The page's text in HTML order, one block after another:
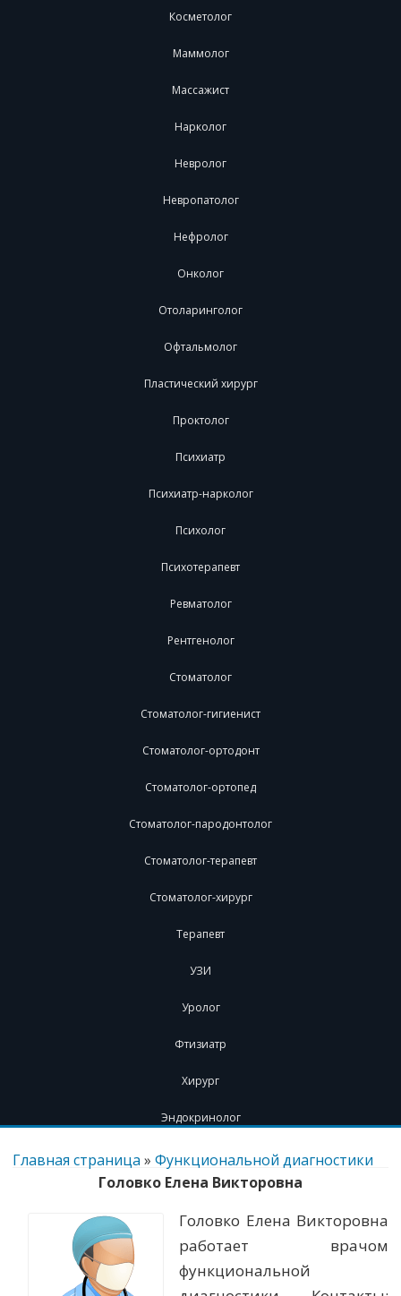
Косметолог
Маммолог
Массажист
Нарколог
Невролог
Невропатолог
Нефролог
Онколог
Отоларинголог
Офтальмолог
Пластический хирург
Проктолог
Психиатр
Психиатр-нарколог
Психолог
Психотерапевт
Ревматолог
Рентгенолог
Стоматолог
Стоматолог-гигиенист
Стоматолог-ортодонт
Стоматолог-ортопед
Стоматолог-пародонтолог
Стоматолог-терапевт
Стоматолог-хирург
Терапевт
УЗИ
Уролог
Фтизиатр
Хирург
Эндокринолог
Перейти
содержимому
Главная страница » Функциональной диагностики
Головко Елена Викторовна
Головко Елена Викторовна
работает врачом
функциональной